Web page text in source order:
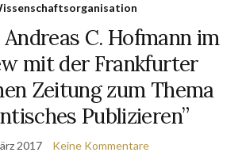
C. Hofmann im
mit der Frankfurter
Zeitung zum Thema
Publizieren”
2017 Keine Kommentare